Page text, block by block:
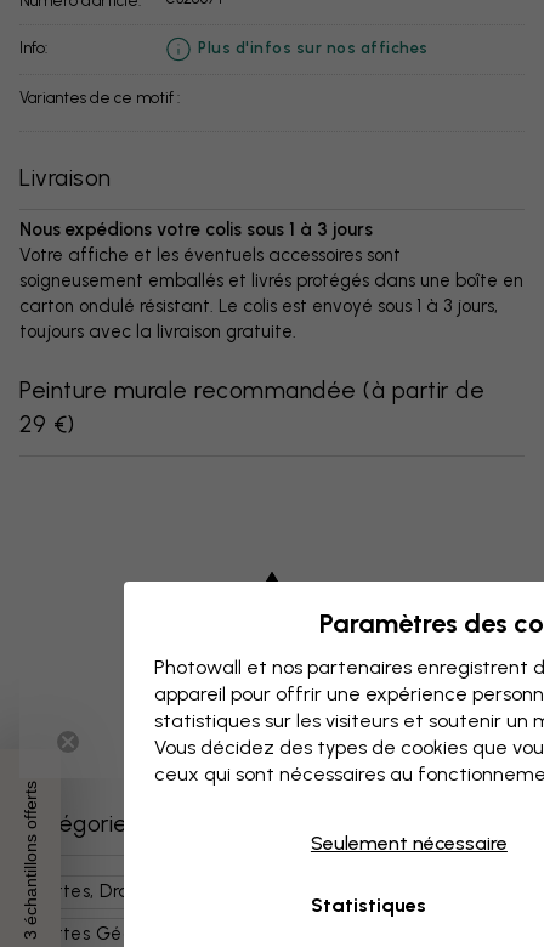
info: Plus d'infos sur nos affiches
Variantes de ce motif :
Livraison
Nous expédions votre colis sous 1 à 3 jours
Votre affiche et les éventuels accessoires sont
soigneusement emballés et livrés protégés dans une boîte en
carton ondulé résistant. Le colis est envoyé sous 1 à 3 jours,
toujours avec la livraison gratuite.
Peinture murale recommandée (à partir de
29 €)
Catégories similaires
Cartes, Drapeaux Et Lieux
Cartes Géographiques
3 échantillons offerts
Paramètres des
Photowall et nos partenaires enregistrent
appareil pour offrir une expérience
statistiques sur les visiteurs et soutenir un
Vous décidez des types de cookies que
ceux qui sont nécessaires au
Seulement nécessaire
Statistiques